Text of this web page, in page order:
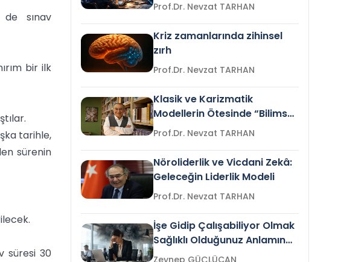
de sınav
bir ilk
tarihle,
sürenin
süresi 30
Prof.Dr. Nevzat TARHAN
Kriz zamanlarında zihinsel
zırh
Prof.Dr. Nevzat TARHAN
Klasik ve Karizmatik
Modellerin Ötesinde “Bilimsel
Liderlik”
Prof.Dr. Nevzat TARHAN
Nöroliderlik ve Vicdani Zekâ:
Geleceğin Liderlik Modeli
Prof.Dr. Nevzat TARHAN
İşe Gidip Çalışabiliyor Olmak
Sağlıklı Olduğunuz Anlamına
Gelir mi?